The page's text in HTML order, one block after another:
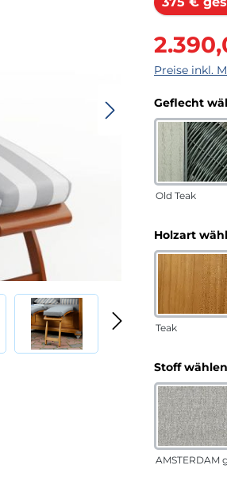
Preise inkl.
Geflecht
Old Teak
Holzart
Teak
Stoff wählen
AMSTERDAM